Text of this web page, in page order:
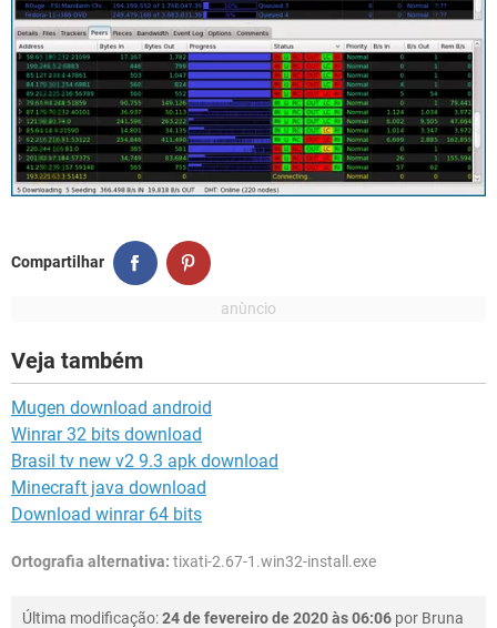
Compartilhar
Veja também
Mugen download android
Winrar 32 bits download
Brasil tv new v2 9.3 apk download
Minecraft java download
Download winrar 64 bits
Ortografia alternativa: tixati-2.67-1.win32-install.exe
Última modificação:24 de fevereiro de 2020 às 06:06 por Bruna